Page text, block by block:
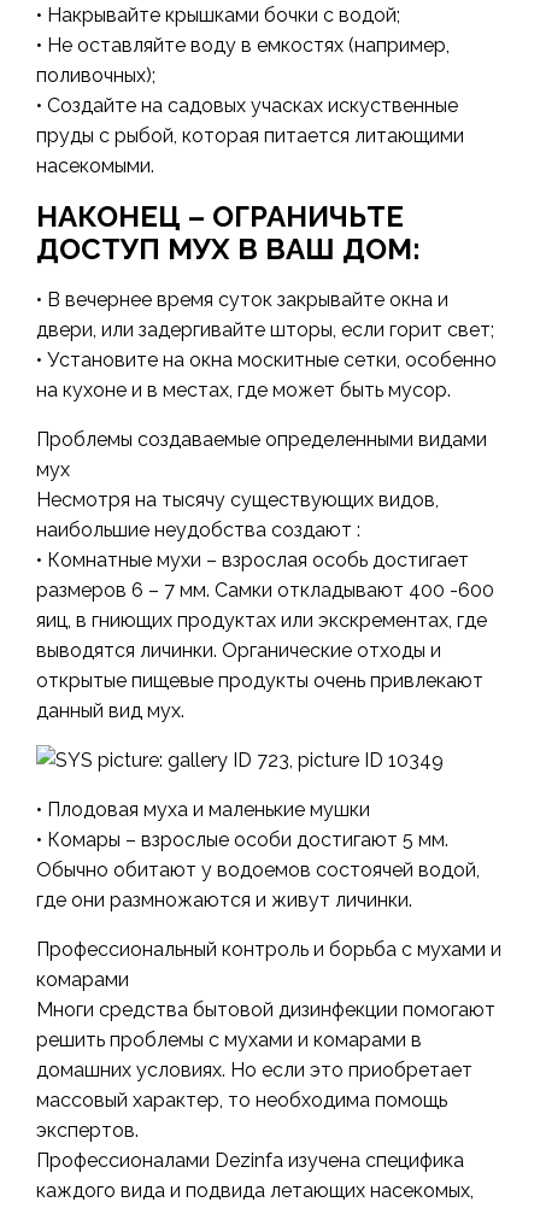
• Накрывайте крышками бочки с водой;
• Не оставляйте воду в емкостях (например,
поливочных);
• Создайте на садовых учасках искуственные
пруды с рыбой, которая питается литающими
насекомыми.
НАКОНЕЦ – ОГРАНИЧЬТЕ
ДОСТУП МУХ В ВАШ ДОМ:
• В вечернее время суток закрывайте окна и
двери, или задергивайте шторы, если горит свет;
• Установите на окна москитные сетки, особенно
на кухоне и в местах, где может быть мусор.
Проблемы создаваемые определенными видами
мух
Несмотря на тысячу существующих видов,
наибольшие неудобства создают :
• Комнатные мухи – взрослая особь достигает
размеров 6 – 7 мм. Самки откладывают 400 -600
яиц, в гниющих продуктах или экскрементах, где
выводятся личинки. Органические отходы и
открытые пищевые продукты очень привлекают
данный вид мух.
• Плодовая муха и маленькие мушки
• Комары – взрослые особи достигают 5 мм.
Обычно обитают у водоемов состоячей водой,
где они размножаются и живут личинки.
Профессиональный контроль и борьба с мухами и
комарами
Многи средства бытовой дизинфекции помогают
решить проблемы с мухами и комарами в
домашних условиях. Но если это приобретает
массовый характер, то необходима помощь
экспертов.
Профессионалами Dezinfa изучена специфика
каждого вида и подвида летающих насекомых,